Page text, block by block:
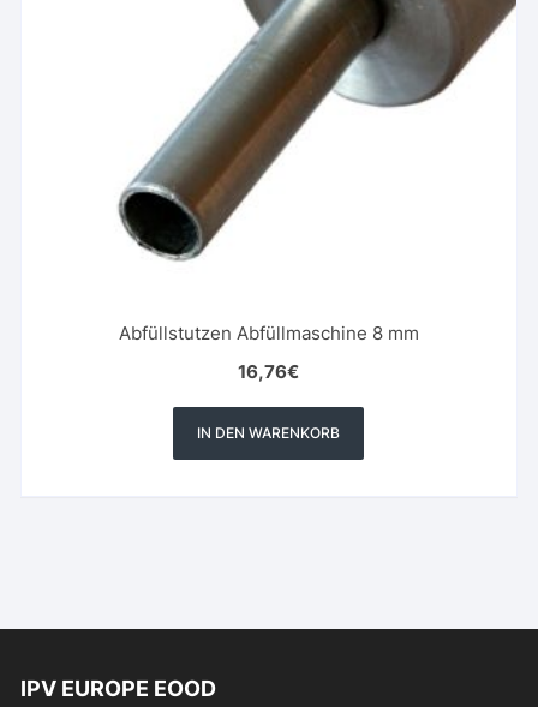
Abfüllstutzen Abfüllmaschine 8 mm
16,76€
IN DEN WARENKORB
IPV EUROPE EOOD